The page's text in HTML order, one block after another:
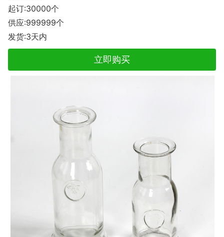
起订:30000个
供应:999999个
发货:3天内
立即购买